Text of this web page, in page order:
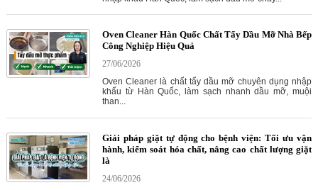
Oven Cleaner Hàn Quốc Chất Tẩy Dầu Mỡ Nhà Bếp
Công Nghiệp Hiệu Quả
27/06/2026
Oven Cleaner là chất tẩy dầu mỡ chuyên dụng nhập
khẩu từ Hàn Quốc, làm sạch nhanh dầu mỡ, muội
than...
Giải pháp giặt tự động cho bệnh viện: Tối ưu vận
hành, kiểm soát hóa chất, nâng cao chất lượng giặt
là
24/06/2026